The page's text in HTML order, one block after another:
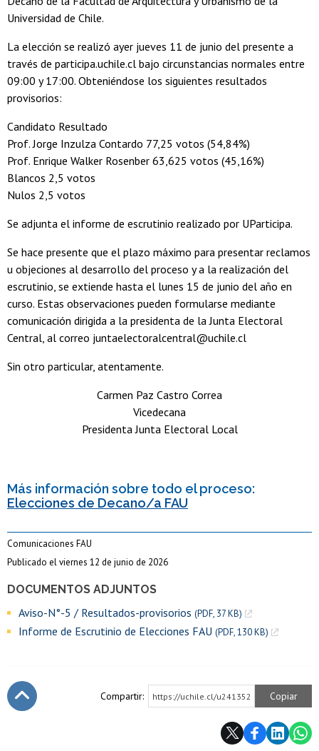
DOCUMENTOS ADJUNTOS
Aviso-N°-5 / Resultados-provisorios (PDF, 37 KB)
Informe de Escrutinio de Elecciones FAU (PDF, 130 KB)
Universidad de Chile.
La elección se realizó ayer jueves 11 de junio del presente a
través de participa.uchile.cl bajo circunstancias normales entre
09:00 y 17:00. Obteniéndose los siguientes resultados
provisorios:
Candidato Resultado
Prof. Jorge Inzulza Contardo 77,25 votos (54,84%)
Prof. Enrique Walker Rosenber 63,625 votos (45,16%)
Blancos 2,5 votos
Nulos 2,5 votos
Se adjunta el informe de escrutinio realizado por UParticipa.
Se hace presente que el plazo máximo para presentar reclamos
u objeciones al desarrollo del proceso y a la realización del
escrutinio, se extiende hasta el lunes 15 de junio del año en
curso. Estas observaciones pueden formularse mediante
comunicación dirigida a la presidenta de la Junta Electoral
Central, al correo juntaelectoralcentral@uchile.cl
Sin otro particular, atentamente.
Carmen Paz Castro Correa
Vicedecana
Presidenta Junta Electoral Local
Más información sobre todo el proceso:
Elecciones de Decano/a FAU
Comunicaciones FAU
Publicado el viernes 12 de junio de 2026
Compartir: https://uchile.cl/u241352 Copiar